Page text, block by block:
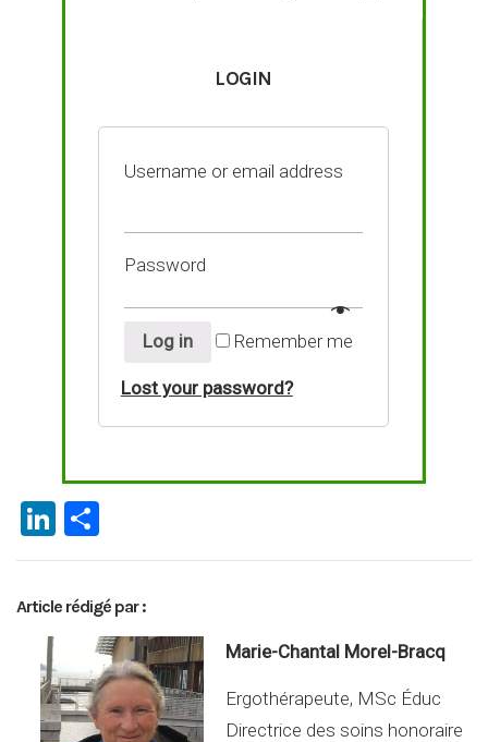
LOGIN
Username or email address
Password
Log in Remember me
Lost your password?
Li
n
ke
dI
ar
ta
g
er
Article rédigé par :
Marie-Chantal Morel-Bracq
Ergothérapeute, MSc Éduc
Directrice des soins honoraire